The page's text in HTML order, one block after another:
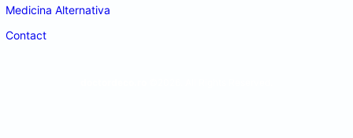
Medicina Alternativa
Contact